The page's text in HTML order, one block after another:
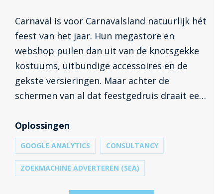
Carnaval is voor Carnavalsland natuurlijk hét
feest van het jaar. Hun megastore en
webshop puilen dan uit van de knotsgekke
kostuums, uitbundige accessoires en de
gekste versieringen. Maar achter de
schermen van al dat feestgedruis draait een
in de perfecte outit te krijgen. Inventus
helpt Carnavalsland al meer dan acht jaar
om hun digitale carnavalswagen op te
tuigen en soepel te laten rijden.
Oplossingen
GOOGLE ANALYTICS CONSULTANCY
ZOEKMACHINE ADVERTEREN (SEA)